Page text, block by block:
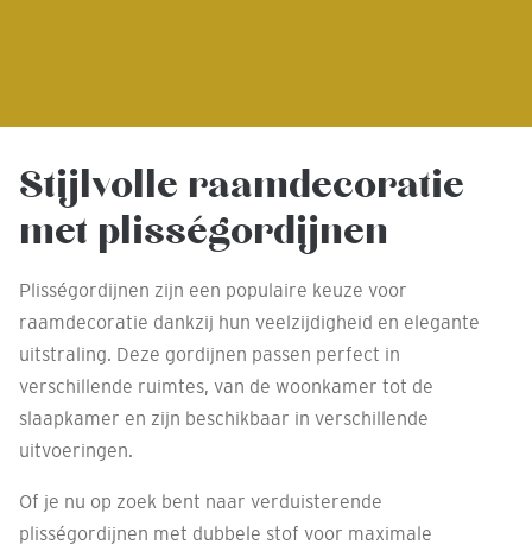
Stijlvolle raamdecoratie
met plisségordijnen
Plisségordijnen zijn een populaire keuze voor
raamdecoratie dankzij hun veelzijdigheid en elegante
uitstraling. Deze gordijnen passen perfect in
verschillende ruimtes, van de woonkamer tot de
slaapkamer en zijn beschikbaar in verschillende
uitvoeringen.
Of je nu op zoek bent naar verduisterende
plisségordijnen met dubbele stof voor maximale